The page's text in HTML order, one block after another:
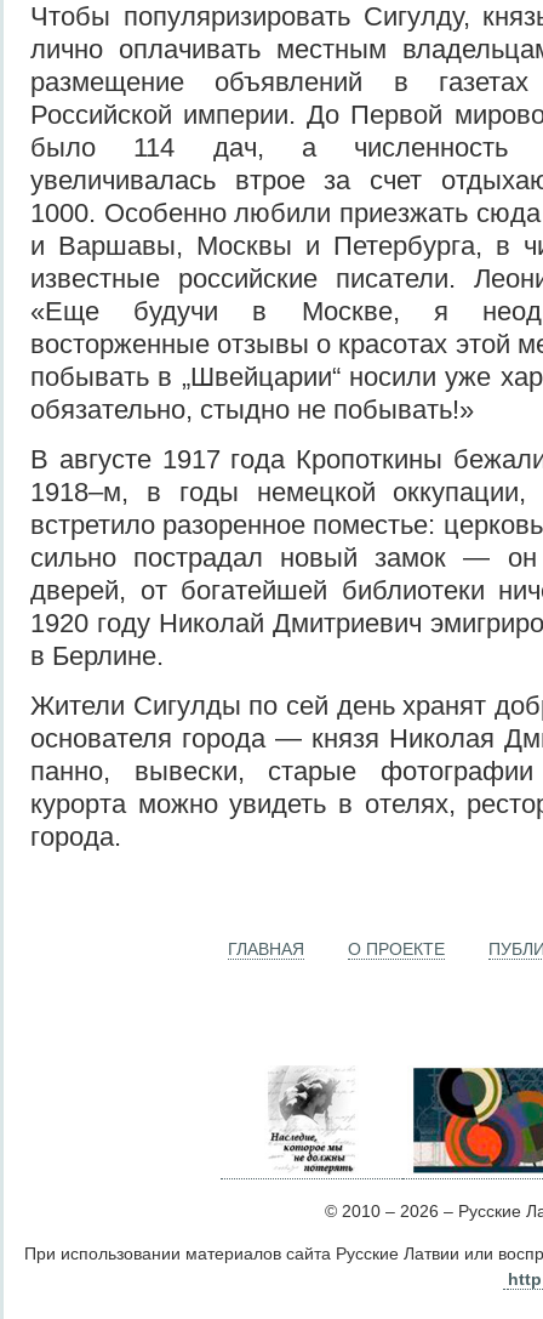
Чтобы популяризировать Сигулду,
лично оплачивать местным
размещение объявлений в
Российской империи. До Первой
было 114 дач, а численность
увеличивалась втрое за счет
1000. Особенно любили приезжать
и Варшавы, Москвы и Петербурга, в
известные российские писатели.
«Еще будучи в Москве, я
восторженные отзывы о красотах этой
побывать в „Швейцарии“ носили уже
обязательно, стыдно не побывать!»
В августе 1917 года Кропоткины
1918–м, в годы немецкой оккупации,
встретило разоренное поместье:
сильно пострадал новый замок —
дверей, от богатейшей библиотеки
1920 году Николай Дмитриевич
в Берлине.
Жители Сигулды по сей день хранят
основателя города — князя Николая
панно, вывески, старые фотографии
курорта можно увидеть в отелях,
города.
ГЛАВНАЯ О ПРОЕКТЕ
© 2010 – 2026 – Русские
При использовании материалов сайта Русские Латвии или